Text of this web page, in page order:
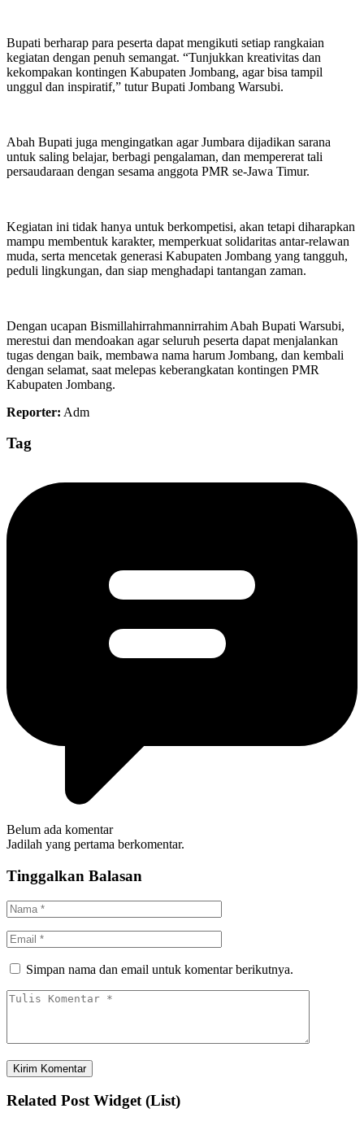
Bupati berharap para peserta dapat mengikuti setiap rangkaian
kegiatan dengan penuh semangat. “Tunjukkan kreativitas dan
kekompakan kontingen Kabupaten Jombang, agar bisa tampil
unggul dan inspiratif,” tutur Bupati Jombang Warsubi.
Abah Bupati juga mengingatkan agar Jumbara dijadikan sarana
untuk saling belajar, berbagi pengalaman, dan mempererat tali
persaudaraan dengan sesama anggota PMR se-Jawa Timur.
Kegiatan ini tidak hanya untuk berkompetisi, akan tetapi diharapkan
mampu membentuk karakter, memperkuat solidaritas antar-relawan
muda, serta mencetak generasi Kabupaten Jombang yang tangguh,
peduli lingkungan, dan siap menghadapi tantangan zaman.
Dengan ucapan Bismillahirrahmannirrahim Abah Bupati Warsubi,
merestui dan mendoakan agar seluruh peserta dapat menjalankan
tugas dengan baik, membawa nama harum Jombang, dan kembali
dengan selamat, saat melepas keberangkatan kontingen PMR
Kabupaten Jombang.
Reporter: Adm
Tag
Belum ada komentar
Jadilah yang pertama berkomentar.
Tinggalkan Balasan
Simpan nama dan email untuk komentar berikutnya.
Related Post Widget (List)